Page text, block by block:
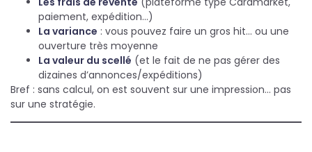
paiement, expédition…)
La variance : vous pouvez faire un gros hit… ou une
ouverture très moyenne
La valeur du scellé (et le fait de ne pas gérer des
dizaines d’annonces/expéditions)
Bref : sans calcul, on est souvent sur une impression… pas
sur une stratégie.